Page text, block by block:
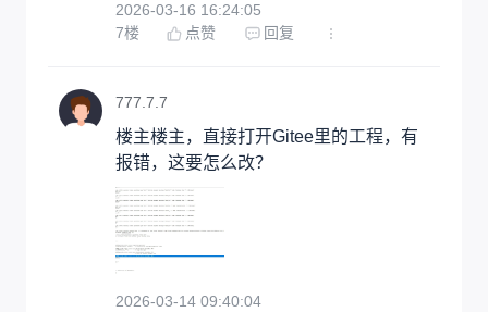
2026-03-16 16:24:05
7楼 点赞 回复
777.7.7
楼主楼主，直接打开Gitee里的工程，有
报错，这要怎么改？
2026-03-14 09:40:04